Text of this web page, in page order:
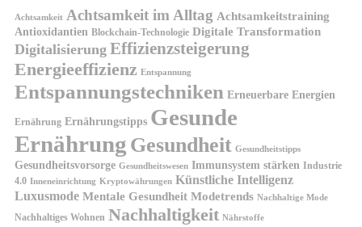
Achtsamkeit Achtsamkeit im Alltag Achtsamkeitstraining
Antioxidantien Blockchain-Technologie Digitale Transformation
Digitalisierung Effizienzsteigerung
Energieeffizienz Entspannung
Entspannungstechniken Erneuerbare Energien
Ernährung Ernährungstipps Gesunde
Ernährung Gesundheit Gesundheitstipps
Gesundheitsvorsorge Gesundheitswesen Immunsystem stärken Industrie
4.0 Inneneinrichtung Kryptowährungen Künstliche Intelligenz
Luxusmode Mentale Gesundheit Modetrends Nachhaltige Mode
Nachhaltiges Wohnen Nachhaltigkeit Nährstoffe